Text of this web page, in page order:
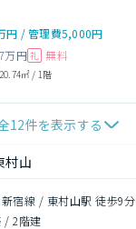
円 /管理費5,000円
7万円 礼 無料
20.74㎡ / 1階
12件を表示する
山
宿線 / 東村山駅 徒歩9分
/2階建